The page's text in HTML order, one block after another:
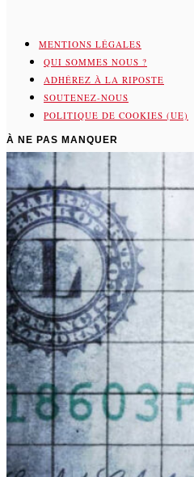
MENTIONS LÉGALES
QUI SOMMES NOUS ?
ADHÉREZ À LA RIPOSTE
SOUTENEZ-NOUS
POLITIQUE DE COOKIES (UE)
À NE PAS MANQUER